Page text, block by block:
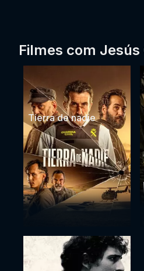
Filmes com Jesús
Tierra de nadie